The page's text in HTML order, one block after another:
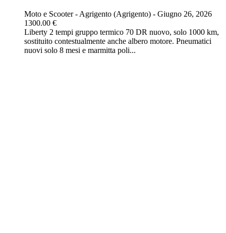
Moto e Scooter-Agrigento (Agrigento) - Giugno 26, 2026
1300.00 €
Liberty 2 tempi gruppo termico 70 DR nuovo, solo 1000 km,
sostituito contestualmente anche albero motore. Pneumatici
nuovi solo 8 mesi e marmitta poli...